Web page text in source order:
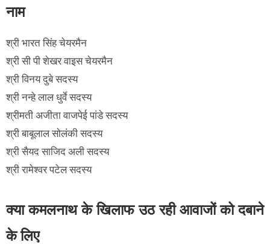
नाम
श्री भारत सिंह चेयरमैन
श्री सी पी शेखर वाइस चेयरमैन
श्री विनय दुबे सदस्य
श्री नन्हे लाल धुर्वे सदस्य
श्रीमती अजीता वाजपेई पांडे सदस्य
श्री बाबूलाल सोलंकी सदस्य
श्री सैयद साजिद अली सदस्य
श्री रामेश्वर पटेल सदस्य
क्या कमलनाथ के खिलाफ उठ रही आवाजों को दबाने
के लिए